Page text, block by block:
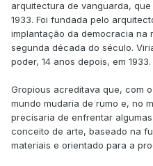
arquitectura de vanguarda, que
1933. Foi fundada pelo
implantação da democracia na
segunda década do século.
poder, 14 anos depois, em 1933.
Gropious acreditava que, com
mundo mudaria de rumo e, no
precisaria de enfrentar
conceito de arte, baseado na
materiais e orientado para a